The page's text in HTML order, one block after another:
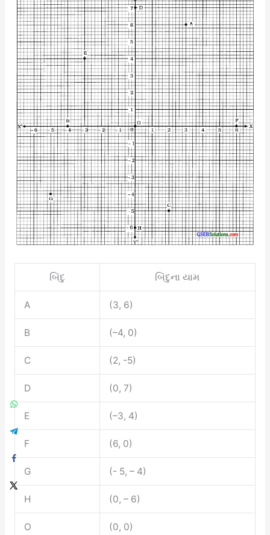
બિંદુ બિંદુના યામ
A (3, 6)
B (–4, 0)
C (2, -5)
D (0, 7)
E (–3, 4)
F (6, 0)
G (- 5, – 4)
H (0, – 6)
O (0, 0)